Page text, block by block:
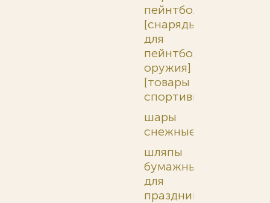
пейнтбольные
[снаряды
для
пейнтбольного
оружия]
[товары
спортивные]
шары
снежные
шляпы
бумажные
для
праздников